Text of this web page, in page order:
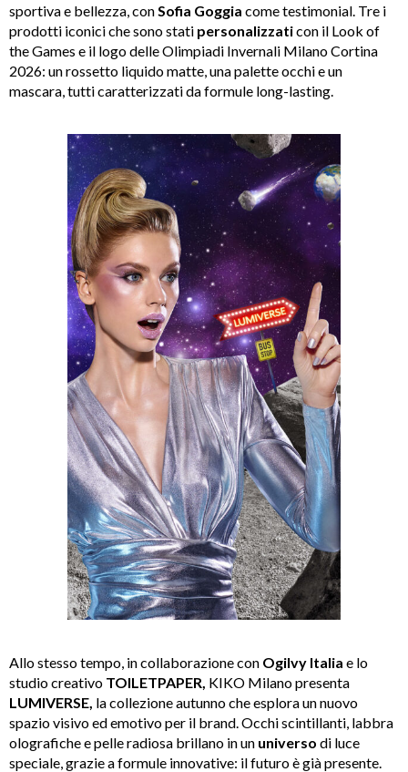
sportiva e bellezza, con Sofia Goggia come testimonial. Tre i
prodotti iconici che sono stati personalizzaticon il Look of
the Games e il logo delle Olimpiadi Invernali Milano Cortina
2026: un rossetto liquido matte, una palette occhi e un
mascara, tutti caratterizzati da formule long-lasting.
Allo stesso tempo, in collaborazione con Ogilvy Italia e lo
studio creativo TOILETPAPER, KIKO Milano presenta
LUMIVERSE, la collezione autunno che esplora un nuovo
spazio visivo ed emotivo per il brand. Occhi scintillanti, labbra
olografiche e pelle radiosa brillano in un universo di luce
speciale, grazie a formule innovative: il futuro è già presente.